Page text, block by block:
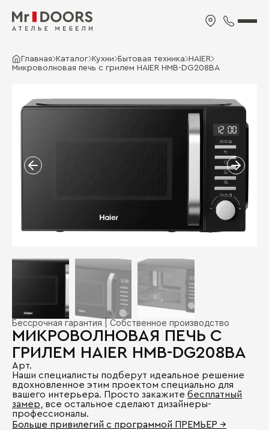
Главная Каталог Кухни Бытовая техника
HAIER
Микроволновая печь с грилем HAIER HMB-DG208BA
Бессрочная гарантия | Собственное производство
МИКРОВОЛНОВАЯ ПЕЧЬ С
ГРИЛЕМ HAIER HMB-DG208BA
Арт.
Наши специалисты подберут идеальное решение
вдохновленное этим проектом специально для
вашего интерьера. Просто закажите бесплатный
замер , все остальное сделают дизайнеры-
профессионалы.
Больше привилегий с программой ПРЕМЬЕР →